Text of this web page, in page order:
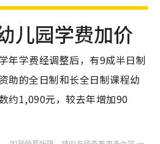
儿园学费加价
年学费经调整后，有9成半日制
助的全日制和长全日制课程幼
约1,090元，较去年增加90